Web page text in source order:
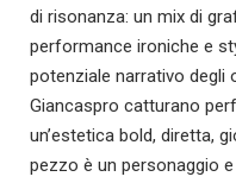
di risonanza: un mix di
performance ironiche e
potenziale narrativo degli
Giancaspro catturano
un’estetica bold, diretta,
pezzo è un personaggio